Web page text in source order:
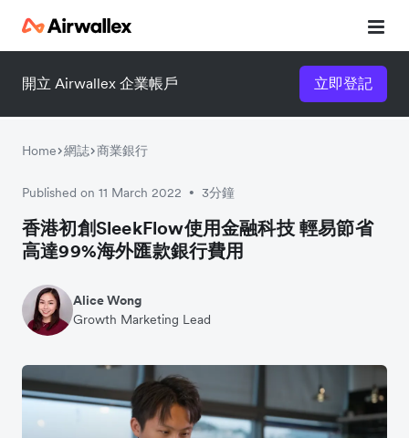
開立 Airwallex 企業帳戶 立即登記
Home 網誌 商業銀行
Published on 11 March 2022 • 3分鐘
香港初創SleekFlow使用金融科技 輕易節省
高達99%海外匯款銀行費用
Alice Wong
Growth Marketing Lead
立即觀看 3 分鐘體驗短片
請填寫資料以觀體驗短片：